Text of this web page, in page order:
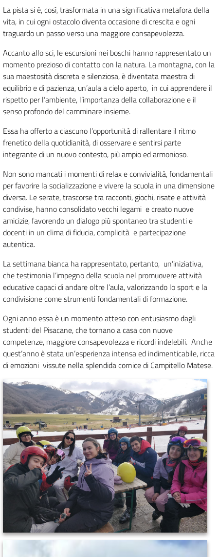
La pista si è, così, trasformata in una significativa metafora della
vita, in cui ogni ostacolo diventa occasione di crescita e ogni
traguardo un passo verso una maggiore consapevolezza.
Accanto allo sci, le escursioni nei boschi hanno rappresentato un
momento prezioso di contatto con la natura. La montagna, con la
sua maestosità discreta e silenziosa, è diventata maestra di
equilibrio e di pazienza, un’aula a cielo aperto, in cui apprendere il
rispetto per l’ambiente, l’importanza della collaborazione e il
senso profondo del camminare insieme.
Essa ha offerto a ciascuno l’opportunità di rallentare il ritmo
frenetico della quotidianità, di osservare e sentirsi parte
integrante di un nuovo contesto, più ampio ed armonioso.
Non sono mancati i momenti di relax e convivialità, fondamentali
per favorire la socializzazione e vivere la scuola in una dimensione
diversa. Le serate, trascorse tra racconti, giochi, risate e attività
condivise, hanno consolidato vecchi legami e creato nuove
amicizie, favorendo un dialogo più spontaneo tra studenti e
docenti in un clima di fiducia, complicità e partecipazione
autentica.
La settimana bianca ha rappresentato, pertanto, un’iniziativa,
che testimonia l’impegno della scuola nel promuovere attività
educative capaci di andare oltre l’aula, valorizzando lo sport e la
condivisione come strumenti fondamentali di formazione.
Ogni anno essa è un momento atteso con entusiasmo dagli
studenti del Pisacane, che tornano a casa con nuove
competenze, maggiore consapevolezza e ricordi indelebili. Anche
quest’anno è stata un’esperienza intensa ed indimenticabile, ricca
di emozioni vissute nella splendida cornice di Campitello Matese.